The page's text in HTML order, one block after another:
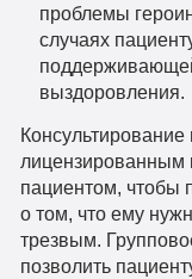
проблемы
случаях
выздоровления.
лицензированным
пациентом, чтобы
о том, что ему
трезвым.
позволить